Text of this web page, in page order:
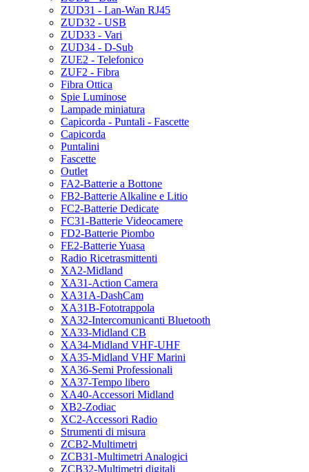
ZUD31 - Lan-Wan RJ45
ZUD32 - USB
ZUD33 - Vari
ZUD34 - D-Sub
ZUE2 - Telefonico
ZUF2 - Fibra
Fibra Ottica
Spie Luminose
Lampade miniatura
Capicorda - Puntali - Fascette
Capicorda
Puntalini
Fascette
Outlet
FA2-Batterie a Bottone
FB2-Batterie Alkaline e Litio
FC2-Batterie Dedicate
FC31-Batterie Videocamere
FD2-Batterie Piombo
FE2-Batterie Yuasa
Radio Ricetrasmittenti
XA2-Midland
XA31-Action Camera
XA31A-DashCam
XA31B-Fototrappola
XA32-Intercomunicanti Bluetooth
XA33-Midland CB
XA34-Midland VHF-UHF
XA35-Midland VHF Marini
XA36-Semi Professionali
XA37-Tempo libero
XA40-Accessori Midland
XB2-Zodiac
XC2-Accessori Radio
Strumenti di misura
ZCB2-Multimetri
ZCB31-Multimetri Analogici
ZCB32-Multimetri digitali